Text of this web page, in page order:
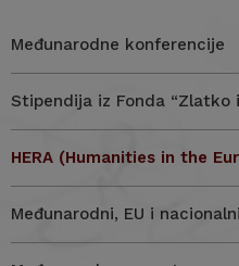
Međunarodne konferencije
Stipendija iz Fonda “Zlatko
HERA (Humanities in the
Međunarodni, EU i